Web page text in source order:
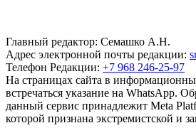
Главный редактор: Семашко А.Н.
Адрес электронной почты редакции:
Телефон Редакции: +7 968 246-25-97
На страницах сайта в
встречаться указание на WhatsApp.
данный сервис принадлежит Meta
которой признана экстремистской и